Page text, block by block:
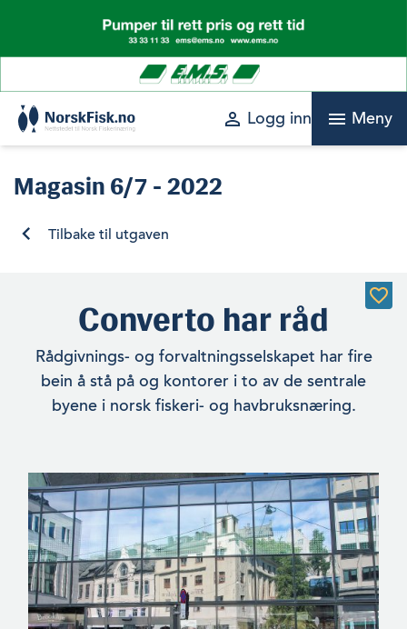
content
perm_identity Logg inn menu Meny
Magasin 6/7 - 2022
Tilbake til utgaven
Converto har råd
Rådgivnings- og forvaltningsselskapet har fire
bein å stå på og kontorer i to av de sentrale
byene i norsk fiskeri- og havbruksnæring.